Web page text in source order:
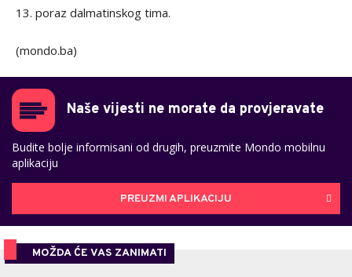
13. poraz dalmatinskog tima.
(mondo.ba)
Naše vijesti ne morate da provjeravate
Budite bolje informisani od drugih, preuzmite Mondo mobilnu
aplikaciju
PREUZMI APLIKACIJU
MOŽDA ĆE VAS ZANIMATI